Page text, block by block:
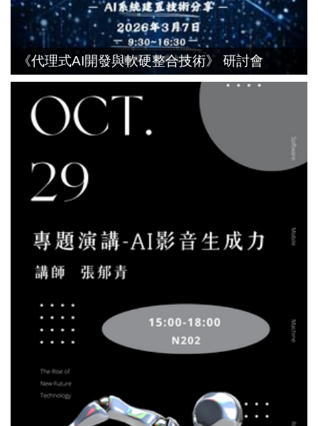
《代理式AI開發與軟硬整合技術》 研討會